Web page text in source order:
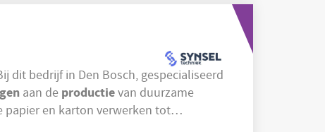
aan de productievan duurzame